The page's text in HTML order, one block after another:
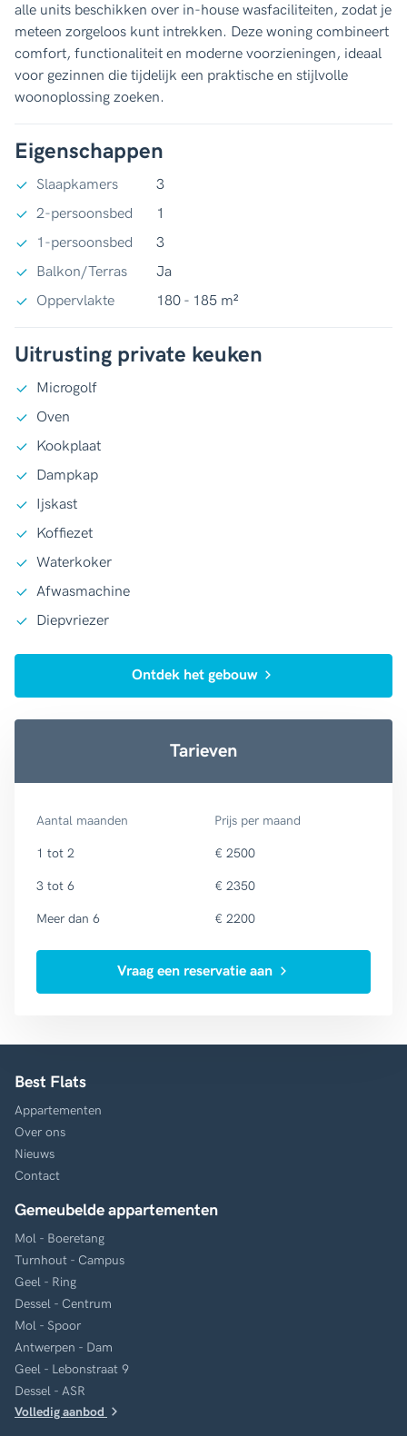
alle units beschikken over in-house wasfaciliteiten, zodat je
meteen zorgeloos kunt intrekken. Deze woning combineert
comfort, functionaliteit en moderne voorzieningen, ideaal
voor gezinnen die tijdelijk een praktische en stijlvolle
woonoplossing zoeken.
Eigenschappen
Slaapkamers
3
2-persoonsbed
1
1-persoonsbed
3
Balkon/Terras
Ja
Oppervlakte
180 - 185 m²
Uitrusting private keuken
Microgolf
Oven
Kookplaat
Dampkap
Ijskast
Koffiezet
Waterkoker
Afwasmachine
Diepvriezer
Ontdek het gebouw
Tarieven
Aantal maanden Prijs per maand
1 tot 2 € 2500
3 tot 6 € 2350
Meer dan 6 € 2200
Vraag een reservatie aan
Best Flats
Appartementen
Over ons
Nieuws
Contact
Gemeubelde appartementen
Mol - Boeretang
Turnhout - Campus
Geel - Ring
Dessel - Centrum
Mol - Spoor
Antwerpen - Dam
Geel - Lebonstraat 9
Dessel - ASR
Volledig aanbod